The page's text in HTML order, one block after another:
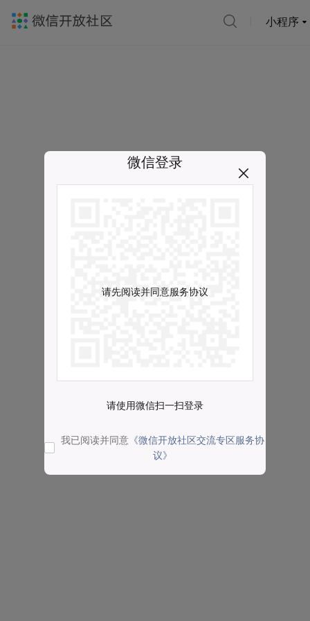
小程序
微信登录
请先阅读并同意服务协议
请使用微信扫一扫登录
我已阅读并同意 《微信开放社区交流专区服务协
议》